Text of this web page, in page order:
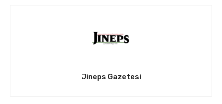
Jineps Gazetesi